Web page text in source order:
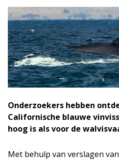
Onderzoekers hebben
Californische blauwe
hoog is als voor de
Met behulp van verslagen